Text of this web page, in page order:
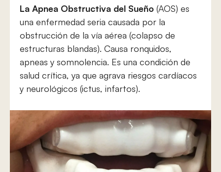
La Apnea Obstructiva del Sueño (AOS) es
una enfermedad seria causada por la
obstrucción de la vía aérea (colapso de
estructuras blandas). Causa ronquidos,
apneas y somnolencia. Es una condición de
salud crítica, ya que agrava riesgos cardíacos
y neurológicos (ictus, infartos).